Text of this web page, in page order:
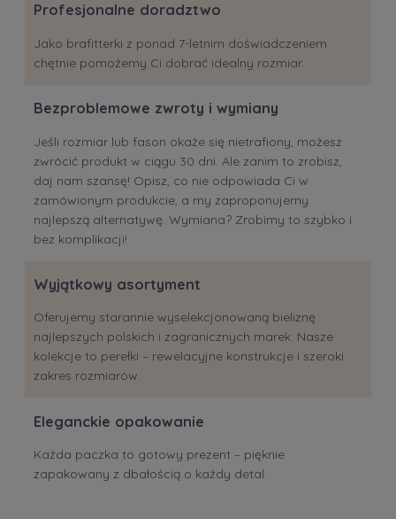
Profesjonalne doradztwo
Jako brafitterki z ponad 7-letnim doświadczeniem
chętnie pomożemy Ci dobrać idealny rozmiar.
Bezproblemowe zwroty i wymiany
Jeśli rozmiar lub fason okaże się nietrafiony, możesz
zwrócić produkt w ciągu 30 dni. Ale zanim to zrobisz,
daj nam szansę! Opisz, co nie odpowiada Ci w
zamówionym produkcie, a my zaproponujemy
najlepszą alternatywę. Wymiana? Zrobimy to szybko i
bez komplikacji!
Wyjątkowy asortyment
Oferujemy starannie wyselekcjonowaną bieliznę
najlepszych polskich i zagranicznych marek. Nasze
kolekcje to perełki – rewelacyjne konstrukcje i szeroki
zakres rozmiarów.
Eleganckie opakowanie
Każda paczka to gotowy prezent – pięknie
zapakowany z dbałością o każdy detal.